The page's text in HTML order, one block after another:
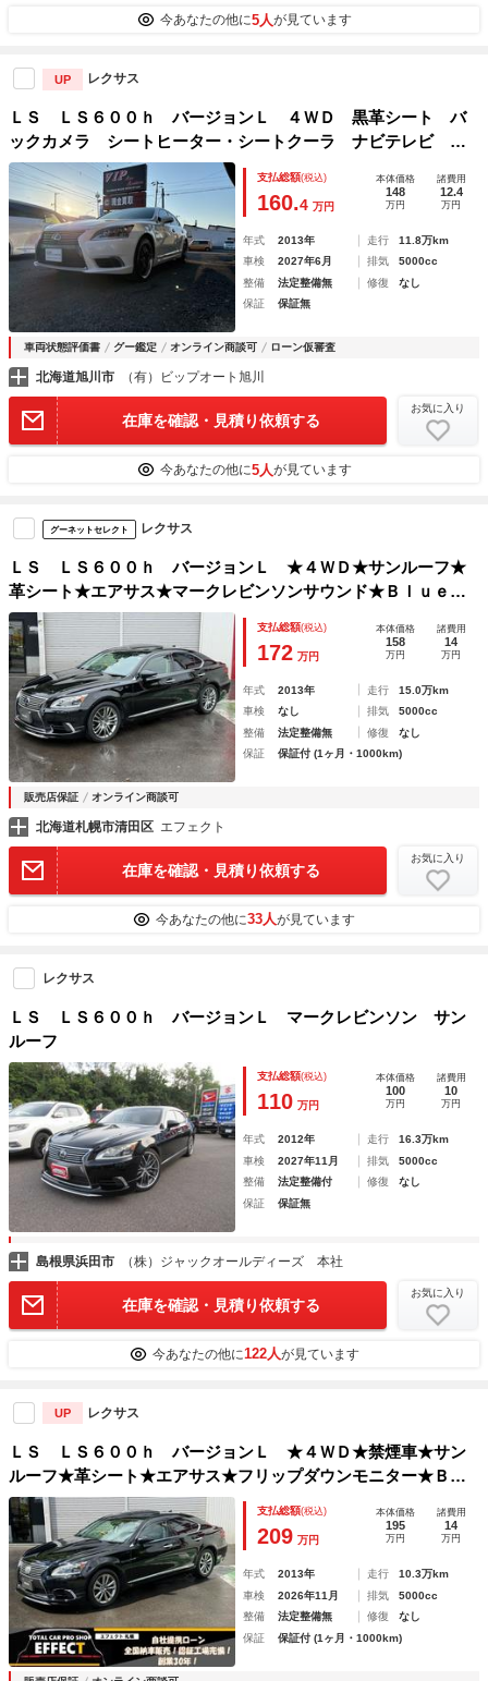
今あなたの他に5人が見ています
UP レクサス
ＬＳ ＬＳ６００ｈ バージョンＬ ４ＷＤ 黒革シート バ
ックカメラ シートヒーター・シートクーラ ナビテレビ パ
ワーシート ハンドルヒータ ＢＳＭ 電格オートミラー ク
ルーズコントロール ＥＴＣ パワートランク 後席コントロ
ールパネル
支払総額(税込)
160.4 万円
本体価格
148
万円
諸費用
12.4
万円
年式 2013年 走行
11.8万km
車検
2027年6月 排気
5000cc
整備
法定整備無 修復
なし
保証
保証無
車両状態評価書 グー鑑定 オンライン商談可 ローン仮審査
北海道旭川市 （有）ビップオート旭川
在庫を確認・見積り依頼する
お気に入り
今あなたの他に5人が見ています
グーネットセレクト レクサス
ＬＳ ＬＳ６００ｈ バージョンＬ ★４ＷＤ★サンルーフ★
革シート★エアサス★マークレビンソンサウンド★Ｂｌｕｅｔ
ｏｏｔｈ★シートヒーター★シートエアコン★ＥＴＣ★Ｂカメ
ラ★クルコン★パワーシート★パワーバックドア★ナビ★本州
仕入れ
支払総額(税込)
172 万円
本体価格
158
万円
諸費用
14
万円
年式 2013年 走行
15.0万km
車検
なし 排気
5000cc
整備
法定整備無 修復
なし
保証
保証付 (1ヶ月・1000km)
販売店保証 オンライン商談可
北海道札幌市清田区 エフェクト
在庫を確認・見積り依頼する
お気に入り
今あなたの他に33人が見ています
レクサス
ＬＳ ＬＳ６００ｈ バージョンＬ マークレビンソン サン
ルーフ
支払総額(税込)
110 万円
本体価格
100
万円
諸費用
10
万円
年式 2012年 走行
16.3万km
車検
2027年11月 排気
5000cc
整備
法定整備付 修復
なし
保証
保証無
島根県浜田市 （株）ジャックオールディーズ 本社
在庫を確認・見積り依頼する
お気に入り
今あなたの他に122人が見ています
UP レクサス
ＬＳ ＬＳ６００ｈ バージョンＬ ★４ＷＤ★禁煙車★サン
ルーフ★革シート★エアサス★フリップダウンモニター★Ｂｌ
ｕｅｔｏｏｔｈ★Ｂカメラ★ＥＴＣ★クルコン★シートヒータ
ー★シートエアコン★パワーバックドア★パワーシート★本州
仕入れ
支払総額(税込)
209 万円
本体価格
195
万円
諸費用
14
万円
年式 2013年 走行
10.3万km
車検
2026年11月 排気
5000cc
整備
法定整備無 修復
なし
保証
保証付 (1ヶ月・1000km)